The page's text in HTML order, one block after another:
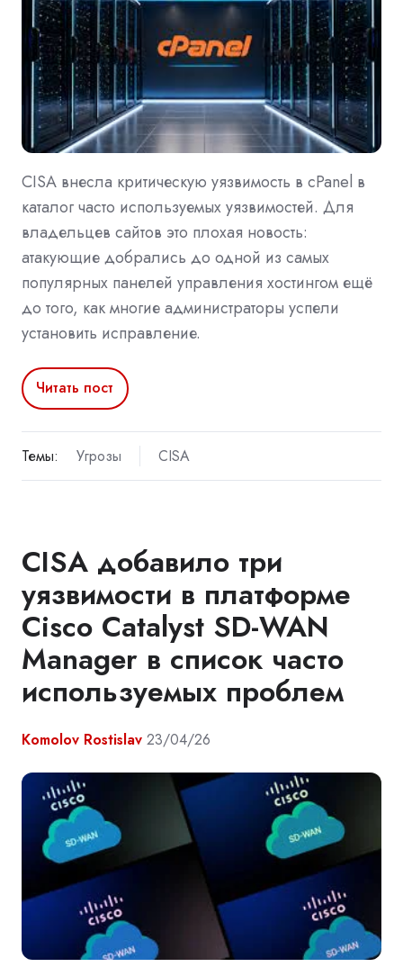
CISA внесла критическую уязвимость в cPanel в
каталог часто используемых уязвимостей. Для
владельцев сайтов это плохая новость:
атакующие добрались до одной из самых
популярных панелей управления хостингом ещё
до того, как многие администраторы успели
установить исправление.
Читать пост
Темы: Угрозы CISA
CISA добавило три
уязвимости в платформе
Cisco Catalyst SD-WAN
Manager в список часто
используемых проблем
Komolov Rostislav 23/04/26